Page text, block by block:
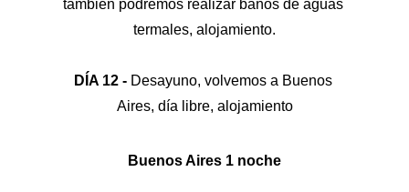
también podremos realizar baños de aguas
termales, alojamiento.
DÍA 12 - Desayuno, volvemos a Buenos
Aires, día libre, alojamiento
Buenos Aires 1 noche